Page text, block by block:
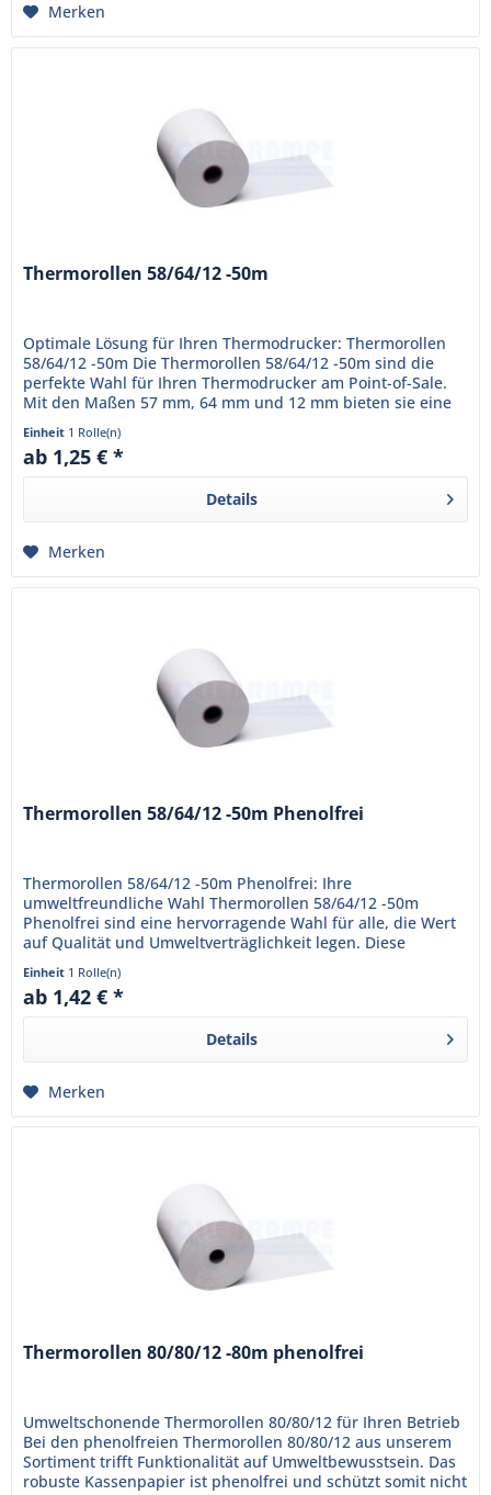
Merken
Thermorollen 58/64/12 -50m
Optimale Lösung für Ihren Thermodrucker: Thermorollen
58/64/12 -50m Die Thermorollen 58/64/12 -50m sind die
perfekte Wahl für Ihren Thermodrucker am Point-of-Sale.
Mit den Maßen 57 mm, 64 mm und 12 mm bieten sie eine
Lauflänge von...
Einheit 1 Rolle(n)
ab 1,25 € *
Details
Merken
Thermorollen 58/64/12 -50m Phenolfrei
Thermorollen 58/64/12 -50m Phenolfrei: Ihre
umweltfreundliche Wahl Thermorollen 58/64/12 -50m
Phenolfrei sind eine hervorragende Wahl für alle, die Wert
auf Qualität und Umweltverträglichkeit legen. Diese
Einheit 1 Rolle(n)
ab 1,42 € *
Details
Merken
Thermorollen 80/80/12 -80m phenolfrei
Umweltschonende Thermorollen 80/80/12 für Ihren Betrieb
Bei den phenolfreien Thermorollen 80/80/12 aus unserem
Sortiment trifft Funktionalität auf Umweltbewusstsein. Das
robuste Kassenpapier ist phenolfrei und schützt somit nicht